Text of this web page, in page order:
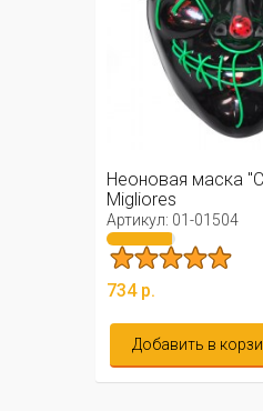
Неоновая маска
Migliores
Артикул: 01-01504
734 р.
Добавить в